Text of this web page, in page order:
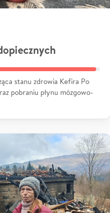
stanu zdrowia Kefira Po
pobraniu płynu mózgowo-